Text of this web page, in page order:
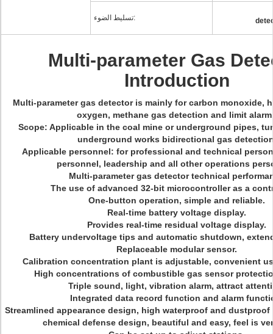
تسليط الضوء:
Multi-parameter Gas
Introduction
Multi-parameter gas detector is mainly for carbon monoxide,
oxygen, methane gas detection and limit
Scope: Applicable in the coal mine or underground pipes,
underground works bidirectional gas
Applicable personnel: for professional and technical
personnel, leadership and all other operations
Multi-parameter gas detector technical
The use of advanced 32-bit microcontroller as a
One-button operation, simple and reliable.
Real-time battery voltage display.
Provides real-time residual voltage display.
Battery undervoltage tips and automatic shutdown,
Replaceable modular sensor.
Calibration concentration plant is adjustable, convenient
High concentrations of combustible gas sensor
Triple sound, light, vibration alarm, attract
Integrated data record function and alarm
Streamlined appearance design, high waterproof and dustproof
chemical defense design, beautiful and easy, feel is